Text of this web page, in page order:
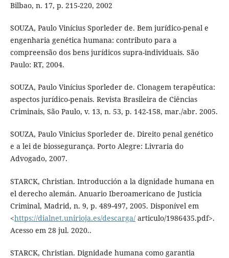
Bilbao, n. 17, p. 215-220, 2002
SOUZA, Paulo Vinícius Sporleder de. Bem jurídico-penal e
engenharia genética humana: contributo para a
compreensão dos bens jurídicos supra-individuais. São
Paulo: RT, 2004.
SOUZA, Paulo Vinícius Sporleder de. Clonagem terapêutica:
aspectos jurídico-penais. Revista Brasileira de Ciências
Criminais, São Paulo, v. 13, n. 53, p. 142-158, mar./abr. 2005.
SOUZA, Paulo Vinicius Sporleder de. Direito penal genético
e a lei de biossegurança. Porto Alegre: Livraria do
Advogado, 2007.
STARCK, Christian. Introducción a la dignidade humana en
el derecho alemán. Anuario Iberoamericano de Justicia
Criminal, Madrid, n. 9, p. 489-497, 2005. Disponível em
<https://dialnet.unirioja.es/descarga/articulo/1986435.pdf>.
Acesso em 28 jul. 2020..
STARCK, Christian. Dignidade humana como garantia